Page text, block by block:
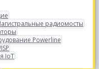
радиомосты
Powerline
IoT